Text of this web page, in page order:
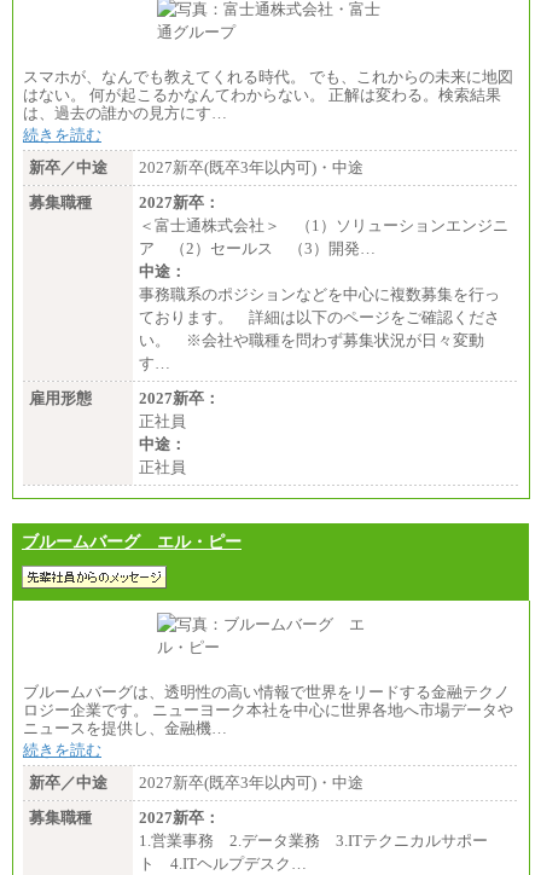
スマホが、なんでも教えてくれる時代。 でも、これからの未来に地図
はない。 何が起こるかなんてわからない。 正解は変わる。検索結果
は、過去の誰かの見方にす…
続きを読む
新卒／中途
2027新卒(既卒3年以内可)・中途
募集職種
2027新卒：
＜富士通株式会社＞ （1）ソリューションエンジニ
ア （2）セールス （3）開発…
中途：
事務職系のポジションなどを中心に複数募集を行っ
ております。 詳細は以下のページをご確認くださ
い。 ※会社や職種を問わず募集状況が日々変動
す…
雇用形態
2027新卒：
正社員
中途：
正社員
ブルームバーグ エル・ピー
ブルームバーグは、透明性の高い情報で世界をリードする金融テクノ
ロジー企業です。 ニューヨーク本社を中心に世界各地へ市場データや
ニュースを提供し、金融機…
続きを読む
新卒／中途
2027新卒(既卒3年以内可)・中途
募集職種
2027新卒：
1.営業事務 2.データ業務 3.ITテクニカルサポー
ト 4.ITヘルプデスク…